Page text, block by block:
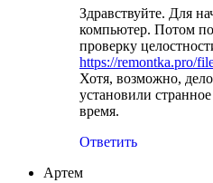
Здравствуйте. Для
компьютер. Потом
проверку
https://remontka.pro/
Хотя, возможно,
установили
время.
Ответить
Артем